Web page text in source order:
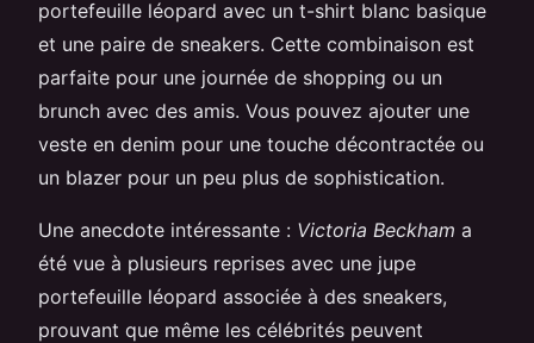
portefeuille léopard avec un t-shirt blanc basique
et une paire de sneakers. Cette combinaison est
parfaite pour une journée de shopping ou un
brunch avec des amis. Vous pouvez ajouter une
veste en denim pour une touche décontractée ou
un blazer pour un peu plus de sophistication.
Une anecdote intéressante : Victoria Beckham a
été vue à plusieurs reprises avec une jupe
portefeuille léopard associée à des sneakers,
prouvant que même les célébrités peuvent